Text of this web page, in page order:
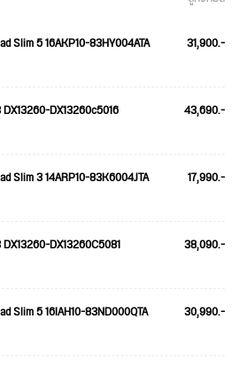
Slim 5 16AKP10-83HY004ATA 31,900.-
DX13260c5016 43,690.-
Slim 3 14ARP10-83K6004JTA 17,990.-
DX13260C5081 38,090.-
Slim 5 16IAH10-83ND000QTA 30,990.-